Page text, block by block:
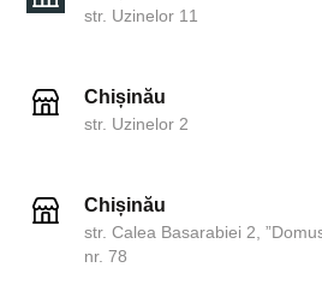
str. Uzinelor 11
Chișinău
str. Uzinelor 2
Chișinău
str. Calea Basarabiei 2,
nr. 78